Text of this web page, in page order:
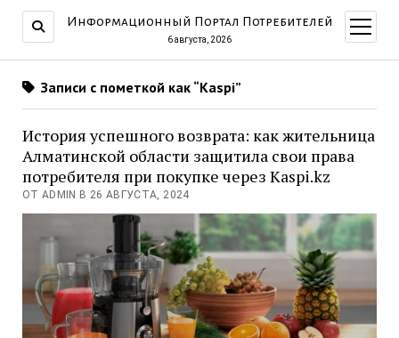
Информационный Портал Потребителей
6 августа, 2026
меню
Записи с пометкой как “Kaspi”
История успешного возврата: как жительница
Алматинской области защитила свои права
потребителя при покупке через Kaspi.kz
ОТ ADMIN В 26 АВГУСТА, 2024